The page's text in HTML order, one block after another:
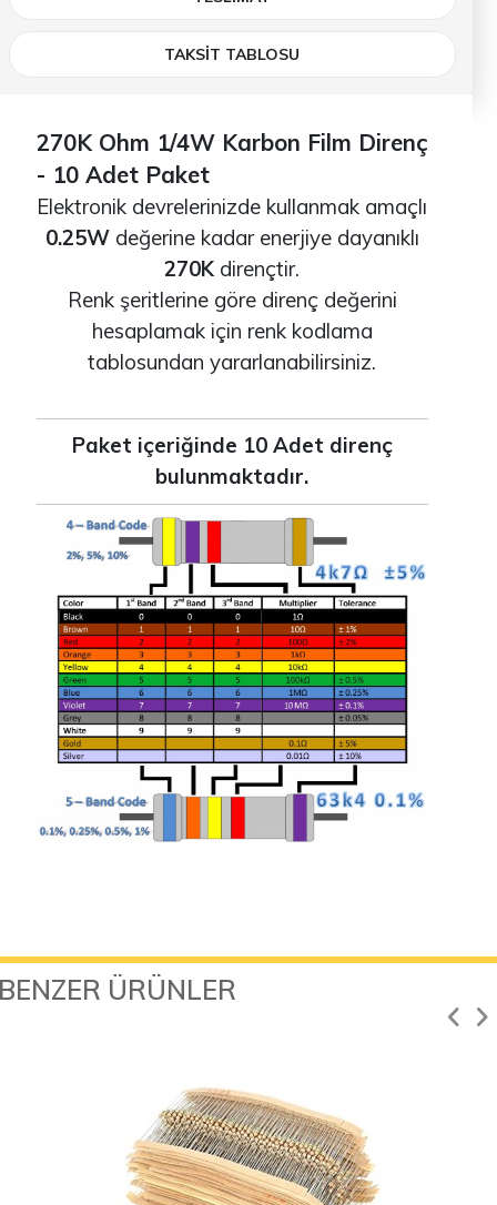
TAKSİT TABLOSU
270K Ohm 1/4W Karbon Film Direnç
- 10 Adet Paket
Elektronik devrelerinizde kullanmak amaçlı
0.25W değerine kadar enerjiye dayanıklı
270K dirençtir.
Renk şeritlerine göre direnç değerini
hesaplamak için renk kodlama
tablosundan yararlanabilirsiniz.
Paket içeriğinde 10 Adet direnç
bulunmaktadır.
ÜRÜNLER